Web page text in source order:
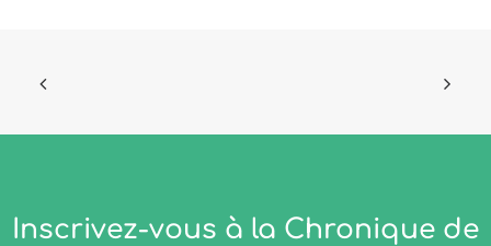
Inscrivez-vous à la Chronique de